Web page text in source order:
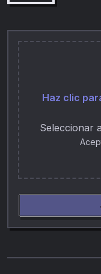
Haz clic
Seleccionar